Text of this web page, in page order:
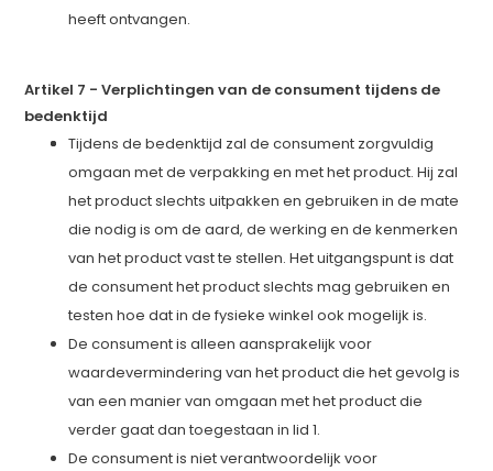
heeft ontvangen.
Artikel 7 - Verplichtingen van de consument tijdens de
bedenktijd
Tijdens de bedenktijd zal de consument zorgvuldig
omgaan met de verpakking en met het product. Hij zal
het product slechts uitpakken en gebruiken in de mate
die nodig is om de aard, de werking en de kenmerken
van het product vast te stellen. Het uitgangspunt is dat
de consument het product slechts mag gebruiken en
testen hoe dat in de fysieke winkel ook mogelijk is.
De consument is alleen aansprakelijk voor
waardevermindering van het product die het gevolg is
van een manier van omgaan met het product die
verder gaat dan toegestaan in lid 1.
De consument is niet verantwoordelijk voor